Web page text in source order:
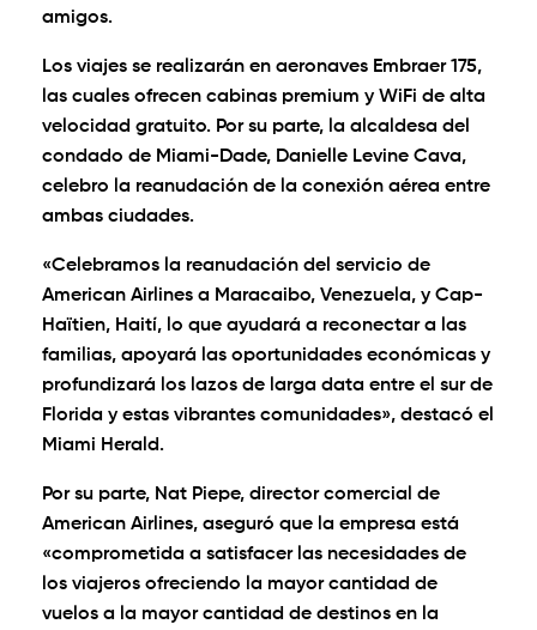
amigos.
Los viajes se realizarán en aeronaves Embraer 175,
las cuales ofrecen cabinas premium y WiFi de alta
velocidad gratuito. Por su parte, la alcaldesa del
condado de Miami-Dade, Danielle Levine Cava,
celebro la reanudación de la conexión aérea entre
ambas ciudades.
«Celebramos la reanudación del servicio de
American Airlines a Maracaibo, Venezuela, y Cap-
Haïtien, Haití, lo que ayudará a reconectar a las
familias, apoyará las oportunidades económicas y
profundizará los lazos de larga data entre el sur de
Florida y estas vibrantes comunidades», destacó el
Miami Herald.
Por su parte, Nat Piepe, director comercial de
American Airlines, aseguró que la empresa está
«comprometida a satisfacer las necesidades de
los viajeros ofreciendo la mayor cantidad de
vuelos a la mayor cantidad de destinos en la